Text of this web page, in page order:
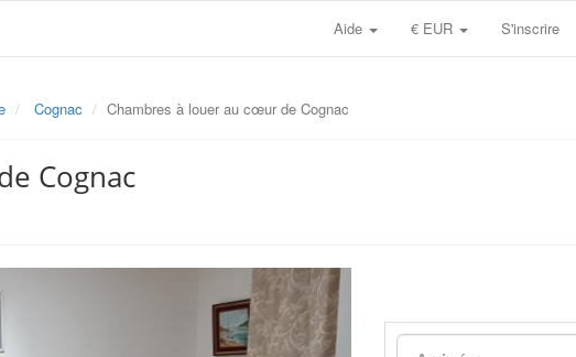
Aide € EUR S'inscrire
Cognac Chambres à louer au cœur de Cognac
Cognac